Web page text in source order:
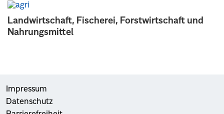
Landwirtschaft, Fischerei, Forstwirtschaft und
Nahrungsmittel
Impressum
Datenschutz